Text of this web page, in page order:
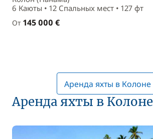
6 Каюты • 12 Спальныx мест • 127 фт
От 145 000 €
Аренда яхты в Колоне
Аренда яхты в Колоне